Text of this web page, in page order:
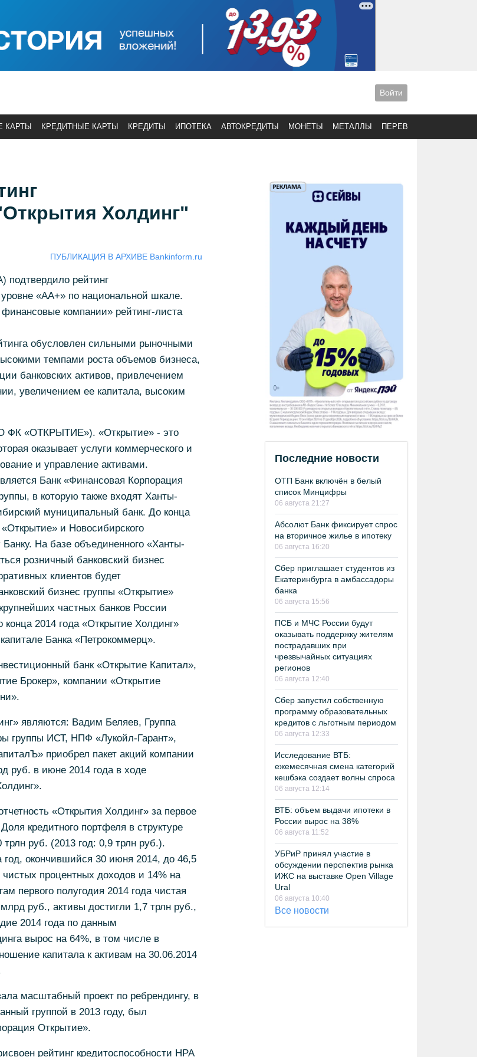
Войти
КАРТЫ КРЕДИТНЫЕ КАРТЫ КРЕДИТЫ ИПОТЕКА АВТОКРЕДИТЫ МОНЕТЫ МЕТАЛЛЫ ПЕРЕВОДЫ
Холдинг"
ПУБЛИКАЦИЯ В АРХИВЕ Bankinform.ru
подтвердило рейтинг
«AA+» по национальной шкале.
компании» рейтинг-листа
обусловлен сильными рыночными
темпами роста объемов бизнеса,
банковских активов, привлечением
увеличением ее капитала, высоким
ФК «ОТКРЫТИЕ»). «Открытие» - это
оказывает услуги коммерческого и
и управление активами.
Банк «Финансовая Корпорация
в которую также входят Ханты-
муниципальный банк. До конца
и Новосибирского
На базе объединенного «Ханты-
розничный банковский бизнес
клиентов будет
бизнес группы «Открытие»
частных банков России
2014 года «Открытие Холдинг»
Банка «Петрокоммерц».
банк «Открытие Капитал»,
Брокер», компании «Открытие
являются: Вадим Беляев, Группа
группы ИСТ, НПФ «Лукойл-Гарант»,
приобрел пакет акций компании
руб. в июне 2014 года в ходе
«Открытия Холдинг» за первое
кредитного портфеля в структуре
руб. (2013 год: 0,9 трлн руб.).
окончившийся 30 июня 2014, до 46,5
процентных доходов и 14% на
первого полугодия 2014 года чистая
руб., активы достигли 1,7 трлн руб.,
2014 года по данным
вырос на 64%, в том числе в
капитала к активам на 30.06.2014
масштабный проект по ребрендингу, в
группой в 2013 году, был
Открытие».
рейтинг кредитоспособности НРА
Последние новости
ОТП Банк включён в белый
список Минцифры
06 августа 21:27
Абсолют Банк фиксирует спрос
на вторичное жилье в ипотеку
06 августа 16:20
Сбер приглашает студентов из
Екатеринбурга в амбассадоры
банка
06 августа 15:56
ПСБ и МЧС России будут
оказывать поддержку жителям
пострадавших при
чрезвычайных ситуациях
регионов
06 августа 12:40
Сбер запустил собственную
программу образовательных
кредитов с льготным периодом
06 августа 12:33
Исследование ВТБ:
ежемесячная смена категорий
кешбэка создает волны спроса
06 августа 12:14
ВТБ: объем выдачи ипотеки в
России вырос на 38%
06 августа 11:52
УБРиР принял участие в
обсуждении перспектив рынка
ИЖС на выставке Open Village
Ural
06 августа 10:40
Все новости